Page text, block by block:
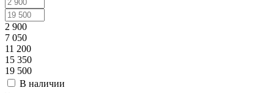
2 900
7 050
11 200
15 350
19 500
В наличии